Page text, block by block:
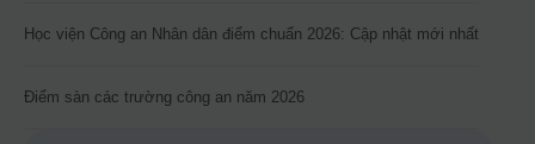
Học viện Công an Nhân dân điểm chuẩn 2026: Cập nhật mới nhất
Điểm sàn các trường công an năm 2026